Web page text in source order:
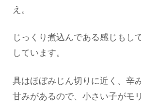
え。
じっくり煮込んである感じもし
しています。
具はほぼみじん切りに近く、辛
甘みがあるので、小さい子がモ